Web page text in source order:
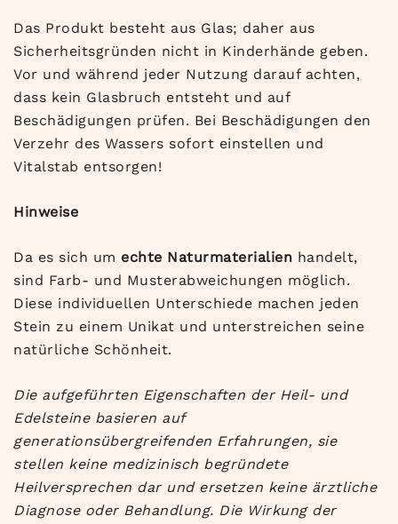
Das Produkt besteht aus Glas; daher aus
Sicherheitsgründen nicht in Kinderhände geben.
Vor und während jeder Nutzung darauf achten,
dass kein Glasbruch entsteht und auf
Beschädigungen prüfen. Bei Beschädigungen den
Verzehr des Wassers sofort einstellen und
Vitalstab entsorgen!
Hinweise
Da es sich um echte Naturmaterialien handelt,
sind Farb- und Musterabweichungen möglich.
Diese individuellen Unterschiede machen jeden
Stein zu einem Unikat und unterstreichen seine
natürliche Schönheit.
Die aufgeführten Eigenschaften der Heil- und
Edelsteine basieren auf
generationsübergreifenden Erfahrungen, sie
stellen keine medizinisch begründete
Heilversprechen dar und ersetzen keine ärztliche
Diagnose oder Behandlung. Die Wirkung der